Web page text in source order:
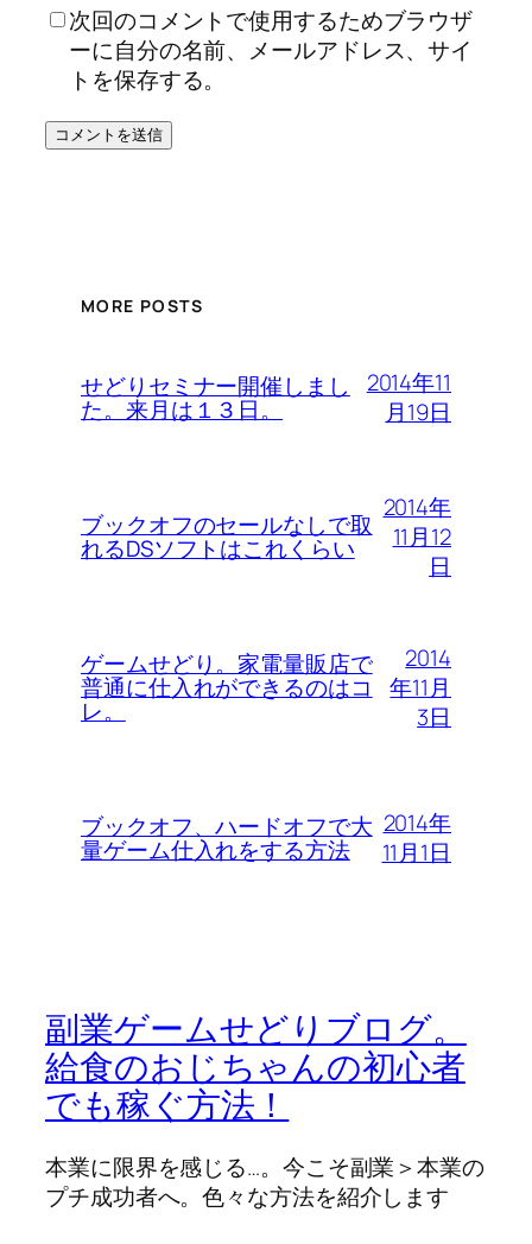
次回のコメントで使用するためブラウザ
ーに自分の名前、メールアドレス、サイ
トを保存する。
MORE POSTS
せどりセミナー開催しまし
た。来月は１３日。
2014年11
月19日
ブックオフのセールなしで取
れるDSソフトはこれくらい
2014年
11月12
日
ゲームせどり。家電量販店で
普通に仕入れができるのはコ
レ。
2014
年11月
3日
ブックオフ、ハードオフで大
量ゲーム仕入れをする方法
2014年
11月1日
副業ゲームせどりブログ。
給食のおじちゃんの初心者
でも稼ぐ方法！
本業に限界を感じる…。今こそ副業＞本業の
プチ成功者へ。色々な方法を紹介します